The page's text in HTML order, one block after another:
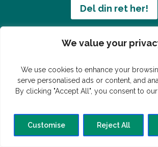
We value your
We use cookies to enhance your
serve personalised ads or content, and
By clicking "Accept All", you consent to
Customise Reject All
Del din ret her!
Har du en konge ret du
© Vildmedmad.dk 2019. God og
Forside Gastroshop Madjokes
Hovedret
Bagværk Forret